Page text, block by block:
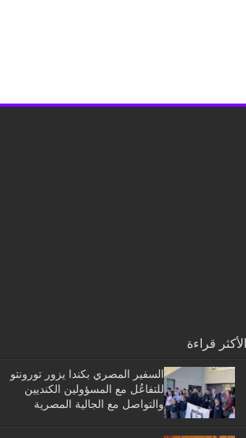
الأكثر قراءة
السفير المصري بكندا يزور تورونتو
للتفاعُل مع المسؤولين الكنديين
والتواصل مع الجالية المصرية